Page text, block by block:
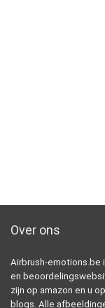
Over ons
Airbrush-emotions.be
en
zijn op amazon en u
blogs. Alle